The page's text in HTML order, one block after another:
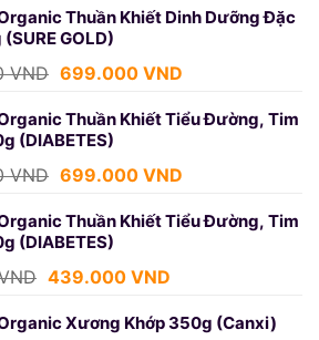
là:
750.000 VND.
tại
439.000 VND.
Thuần Khiết Dinh Dưỡng Đặc
GOLD)
VND Giá
là:
1.250.000 VND.
699.000 VNDGiá
tại
Thuần Khiết Tiểu Đường, Tim
(DIABETES)
VND Giá
là:
1.250.000 VND.
699.000 VNDGiá
tại
Thuần Khiết Tiểu Đường, Tim
(DIABETES)
Giá
là:
439.000 VNDGiá
tại
Xương Khớp 350g (Canxi)